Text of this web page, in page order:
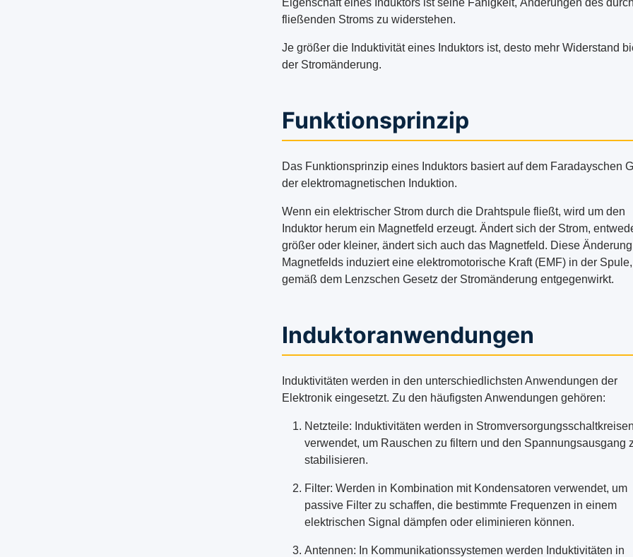
Eigenschaft eines Induktors ist seine Fähigkeit, Änderungen des
fließenden Stroms zu widerstehen.
Je größer die Induktivität eines Induktors ist, desto mehr Widerstand
der Stromänderung.
Funktionsprinzip
Das Funktionsprinzip eines Induktors basiert auf dem Faradayschen
der elektromagnetischen Induktion.
Wenn ein elektrischer Strom durch die Drahtspule fließt, wird um den
Induktor herum ein Magnetfeld erzeugt. Ändert sich der Strom,
größer oder kleiner, ändert sich auch das Magnetfeld. Diese
Magnetfelds induziert eine elektromotorische Kraft (EMF) in der
gemäß dem Lenzschen Gesetz der Stromänderung entgegenwirkt.
Induktoranwendungen
Induktivitäten werden in den unterschiedlichsten Anwendungen der
Elektronik eingesetzt. Zu den häufigsten Anwendungen gehören:
Netzteile: Induktivitäten werden in
verwendet, um Rauschen zu filtern und den Spannungsausgang
stabilisieren.
Filter: Werden in Kombination mit Kondensatoren verwendet, um
passive Filter zu schaffen, die bestimmte Frequenzen in einem
elektrischen Signal dämpfen oder eliminieren können.
Antennen: In Kommunikationssystemen werden Induktivitäten in